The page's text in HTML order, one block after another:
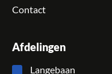
Contact
Afdelingen
Langebaan